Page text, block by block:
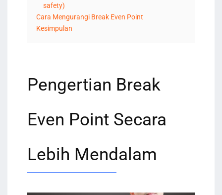
safety)
Cara Mengurangi Break Even Point
Kesimpulan
Pengertian Break
Even Point Secara
Lebih Mendalam